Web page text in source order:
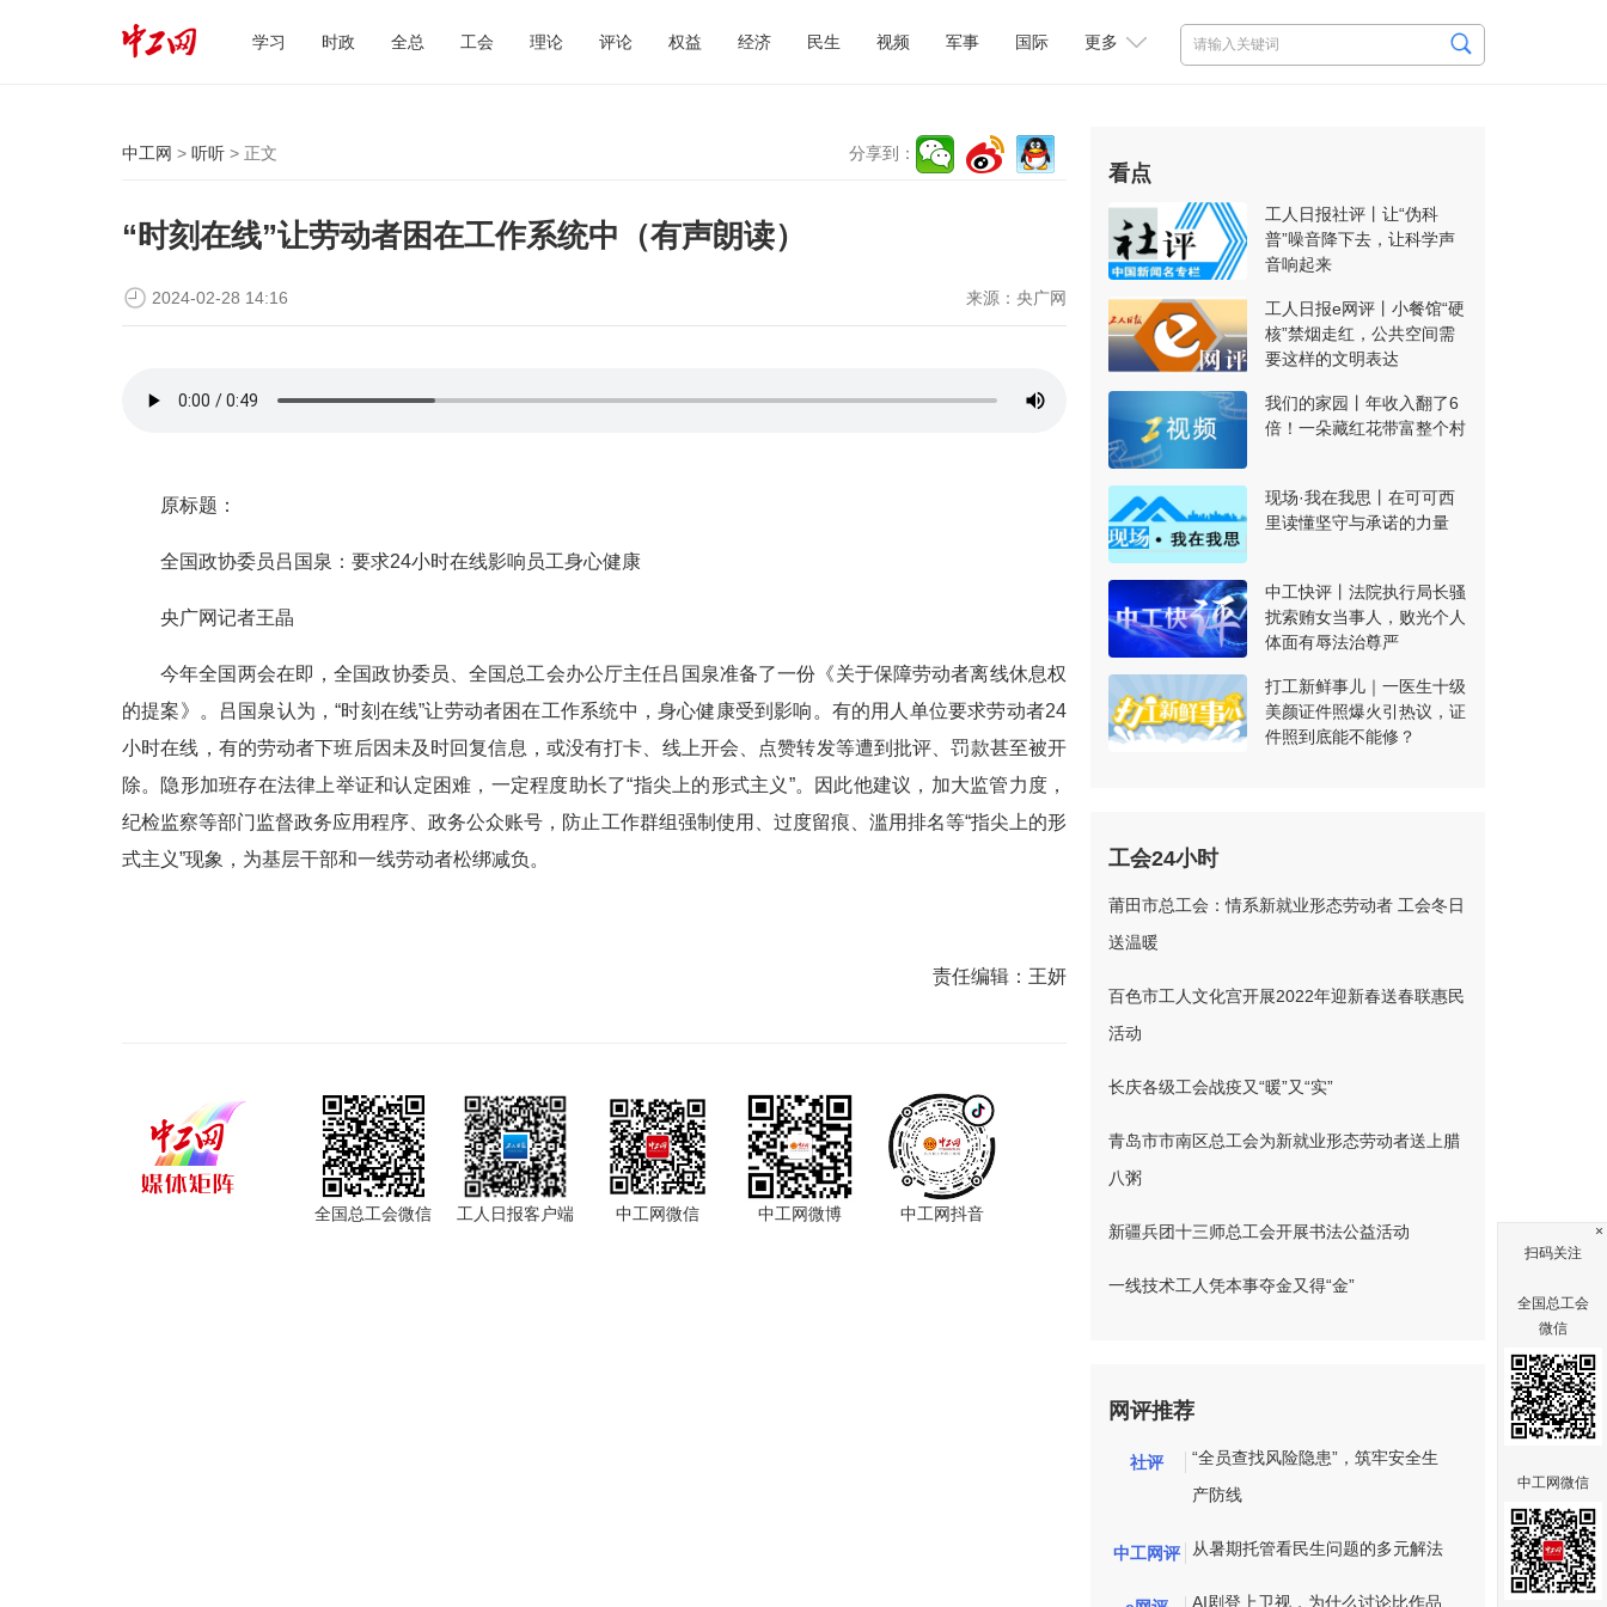
学习 时政 全总 工会 理论 评论 权益 经济 民生 视频 军事 国际 更多
中工网 > 听听 > 正文 分享到：
“时刻在线”让劳动者困在工作系统中（有声朗读）
来源： 央广网
2024-02-28 14:16
原标题：
全国政协委员吕国泉：要求24小时在线影响员工身心健康
央广网记者王晶
今年全国两会在即，全国政协委员、全国总工会办公厅主任吕国泉准备了一份《关于保障劳动者离线休息权
的提案》。吕国泉认为，“时刻在线”让劳动者困在工作系统中，身心健康受到影响。有的用人单位要求劳动者24
小时在线，有的劳动者下班后因未及时回复信息，或没有打卡、线上开会、点赞转发等遭到批评、罚款甚至被开
除。隐形加班存在法律上举证和认定困难，一定程度助长了“指尖上的形式主义”。因此他建议，加大监管力度，
纪检监察等部门监督政务应用程序、政务公众账号，防止工作群组强制使用、过度留痕、滥用排名等“指尖上的形
式主义”现象，为基层干部和一线劳动者松绑减负。
责任编辑： 王妍
全国总工会微信 工人日报客户端 中工网微信 中工网微博 中工网抖音
看点
工人日报社评丨让“伪科
普”噪音降下去，让科学声
音响起来
工人日报e网评丨小餐馆“硬
核”禁烟走红，公共空间需
要这样的文明表达
我们的家园丨年收入翻了6
倍！一朵藏红花带富整个村
现场·我在我思丨在可可西
里读懂坚守与承诺的力量
中工快评丨法院执行局长骚
扰索贿女当事人，败光个人
体面有辱法治尊严
打工新鲜事儿｜一医生十级
美颜证件照爆火引热议，证
件照到底能不能修？
工会24小时
莆田市总工会：情系新就业形态劳动者 工会冬日
送温暖
百色市工人文化宫开展2022年迎新春送春联惠民
活动
长庆各级工会战疫又“暖”又“实”
青岛市市南区总工会为新就业形态劳动者送上腊
八粥
新疆兵团十三师总工会开展书法公益活动
一线技术工人凭本事夺金又得“金”
网评推荐
社评
“全员查找风险隐患”，筑牢安全生
产防线
中工网评 从暑期托管看民生问题的多元解法
AI剧登上卫视，为什么讨论比作品
扫码关注
全国总工会
微信
中工网微信
×